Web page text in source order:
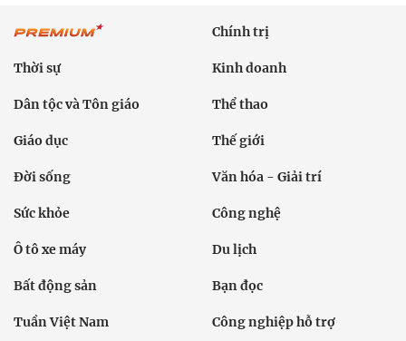
Chính trị
Thời sự Kinh doanh
Dân tộc và Tôn giáo Thể thao
Giáo dục Thế giới
Đời sống Văn hóa - Giải trí
Sức khỏe Công nghệ
Ô tô xe máy Du lịch
Bất động sản Bạn đọc
Tuần Việt Nam Công nghiệp hỗ trợ